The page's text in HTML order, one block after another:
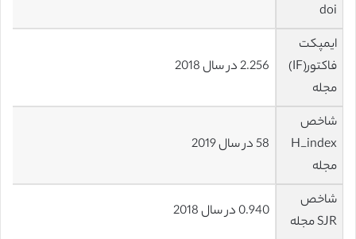
doi
ایمپکت
فاکتور(IF)
مجله
2.256 در سال 2018
شاخص
H_index
مجله
58 در سال 2019
شاخص
SJR مجله
0.940 در سال 2018